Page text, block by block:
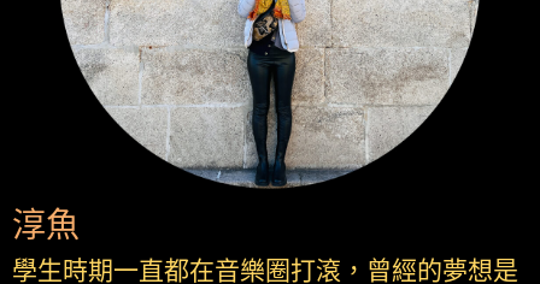
淳魚
學生時期一直都在音樂圈打滾，曾經的夢想是